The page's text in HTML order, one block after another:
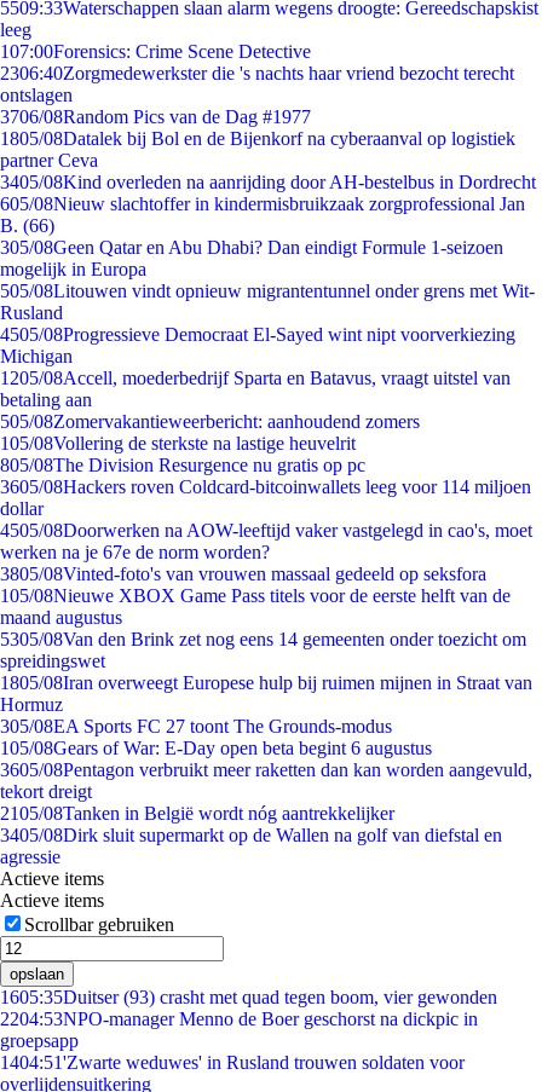
5509:33Waterschappen slaan alarm wegens droogte: Gereedschapskist
leeg
107:00Forensics: Crime Scene Detective
2306:40Zorgmedewerkster die 's nachts haar vriend bezocht terecht
ontslagen
3706/08Random Pics van de Dag #1977
1805/08Datalek bij Bol en de Bijenkorf na cyberaanval op logistiek
partner Ceva
3405/08Kind overleden na aanrijding door AH-bestelbus in Dordrecht
605/08Nieuw slachtoffer in kindermisbruikzaak zorgprofessional Jan
B. (66)
305/08Geen Qatar en Abu Dhabi? Dan eindigt Formule 1-seizoen
mogelijk in Europa
505/08Litouwen vindt opnieuw migrantentunnel onder grens met Wit-
Rusland
4505/08Progressieve Democraat El-Sayed wint nipt voorverkiezing
Michigan
1205/08Accell, moederbedrijf Sparta en Batavus, vraagt uitstel van
betaling aan
505/08Zomervakantieweerbericht: aanhoudend zomers
105/08Vollering de sterkste na lastige heuvelrit
805/08The Division Resurgence nu gratis op pc
3605/08Hackers roven Coldcard-bitcoinwallets leeg voor 114 miljoen
dollar
4505/08Doorwerken na AOW-leeftijd vaker vastgelegd in cao's, moet
werken na je 67e de norm worden?
3805/08Vinted-foto's van vrouwen massaal gedeeld op seksfora
105/08Nieuwe XBOX Game Pass titels voor de eerste helft van de
maand augustus
5305/08Van den Brink zet nog eens 14 gemeenten onder toezicht om
spreidingswet
1805/08Iran overweegt Europese hulp bij ruimen mijnen in Straat van
Hormuz
305/08EA Sports FC 27 toont The Grounds-modus
105/08Gears of War: E-Day open beta begint 6 augustus
3605/08Pentagon verbruikt meer raketten dan kan worden aangevuld,
tekort dreigt
2105/08Tanken in België wordt nóg aantrekkelijker
3405/08Dirk sluit supermarkt op de Wallen na golf van diefstal en
agressie
Actieve items
Actieve items
Scrollbar gebruiken
opslaan
1605:35Duitser (93) crasht met quad tegen boom, vier gewonden
2204:53NPO-manager Menno de Boer geschorst na dickpic in
groepsapp
1404:51'Zwarte weduwes' in Rusland trouwen soldaten voor
overlijdensuitkering